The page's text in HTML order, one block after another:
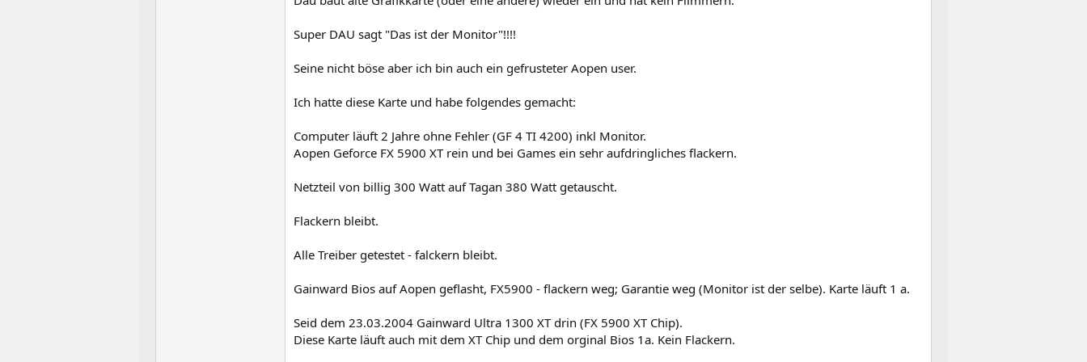
Super DAU sagt "Das ist der Monitor"!!!!
Seine nicht böse aber ich bin auch ein gefrusteter Aopen user.
Ich hatte diese Karte und habe folgendes gemacht:
Computer läuft 2 Jahre ohne Fehler (GF 4 TI 4200) inkl Monitor.
Aopen Geforce FX 5900 XT rein und bei Games ein sehr aufdringliches flackern.
Netzteil von billig 300 Watt auf Tagan 380 Watt getauscht.
Flackern bleibt.
Alle Treiber getestet - falckern bleibt.
Gainward Bios auf Aopen geflasht, FX5900 - flackern weg; Garantie weg (Monitor ist der selbe). Karte läuft 1 a.
Seid dem 23.03.2004 Gainward Ultra 1300 XT drin (FX 5900 XT Chip).
Diese Karte läuft auch mit dem XT Chip und dem orginal Bios 1a. Kein Flackern.